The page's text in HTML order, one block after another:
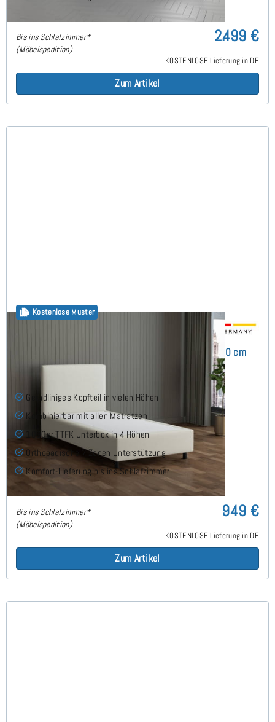
Bis ins Schlafzimmer*
(Möbelspedition)
2.499 €
KOSTENLOSE Lieferung in DE
Zum Artikel
Kostenlose Muster
Arminius Boxspringbett ohne Matratze 120x200 cm
Geradliniges Kopfteil in vielen Höhen
Kombinierbar mit allen Matratzen
1000er TTFK Unterbox in 4 Höhen
Orthopädische 7 Zonen Unterstützung
Komfort-Lieferung bis ins Schlafzimmer
Bis ins Schlafzimmer*
(Möbelspedition)
949 €
KOSTENLOSE Lieferung in DE
Zum Artikel